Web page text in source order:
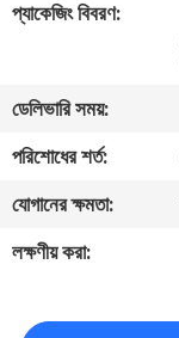
কারখানা
মান
নিয়ন্ত্রণ
যোগাযোগ
প্যাকেজিং বিবরণ:
ডেলিভারি সময়:
পরিশোধের শর্ত:
যোগানের ক্ষমতা:
লক্ষণীয় করা: